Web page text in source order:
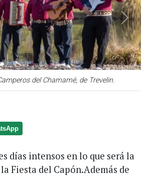
del Chamamé, de Trevelin.
días intensos en lo que será la
Fiesta del Capón.Además de